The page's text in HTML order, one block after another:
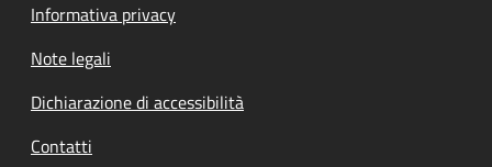
Informativa privacy
Note legali
Dichiarazione di accessibilità
Contatti